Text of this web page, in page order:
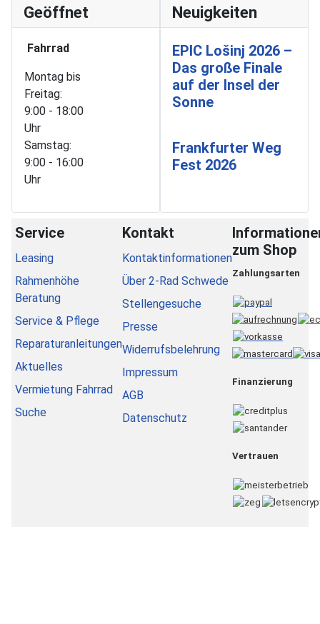
Geöffnet
Fahrrad
Montag bis
Freitag:
9:00 - 18:00
Uhr
Samstag:
9:00 - 16:00
Uhr
Neuigkeiten
EPIC Lošinj 2026 –
Das große Finale
auf der Insel der
Sonne
Frankfurter Weg
Fest 2026
Service
Leasing
Rahmenhöhe
Beratung
Service & Pflege
Reparaturanleitungen
Aktuelles
Vermietung Fahrrad
Suche
Kontakt
Kontaktinformationen
Über 2-Rad Schwede
Stellengesuche
Presse
Widerrufsbelehrung
Impressum
AGB
Datenschutz
zum Shop
Zahlungsarten
Finanzierung
Vertrauen